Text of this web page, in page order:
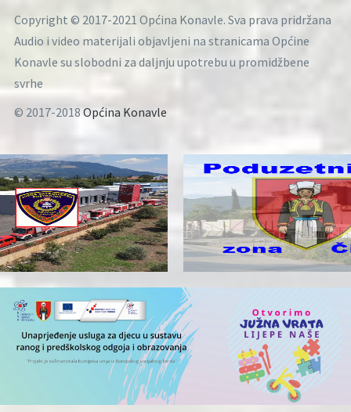
Copyright © 2017-2021 Općina Konavle. Sva prava pridržana
Audio i video materijali objavljeni na stranicama Općine
Konavle su slobodni za daljnju upotrebu u promidžbene
svrhe
© 2017-2018Općina Konavle